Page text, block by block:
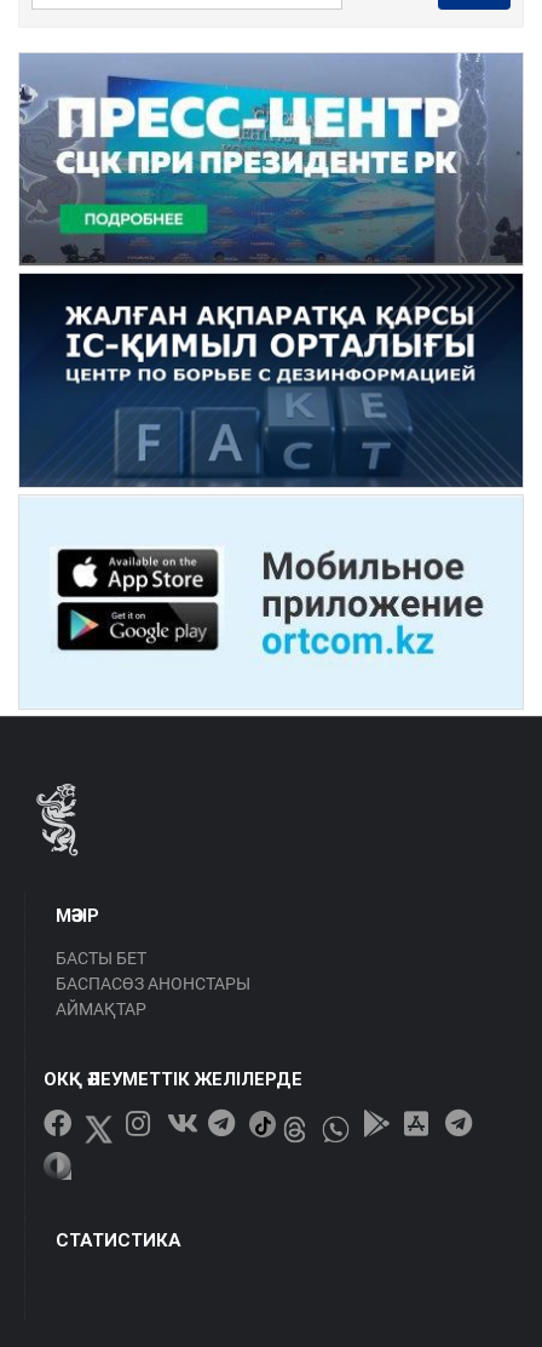
МӘЗІР
БАСТЫ БЕТ
БАСПАСӨЗ АНОНСТАРЫ
АЙМАҚТАР
ОКҚ ӘЛЕУМЕТТІК ЖЕЛІЛЕРДЕ
СТАТИСТИКА